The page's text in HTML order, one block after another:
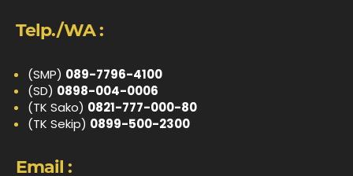
Telp./WA :
(SMP) 089-7796-4100
(SD) 0898-004-0006
(TK Sako) 0821-777-000-80
(TK Sekip) 0899-500-2300
Email :